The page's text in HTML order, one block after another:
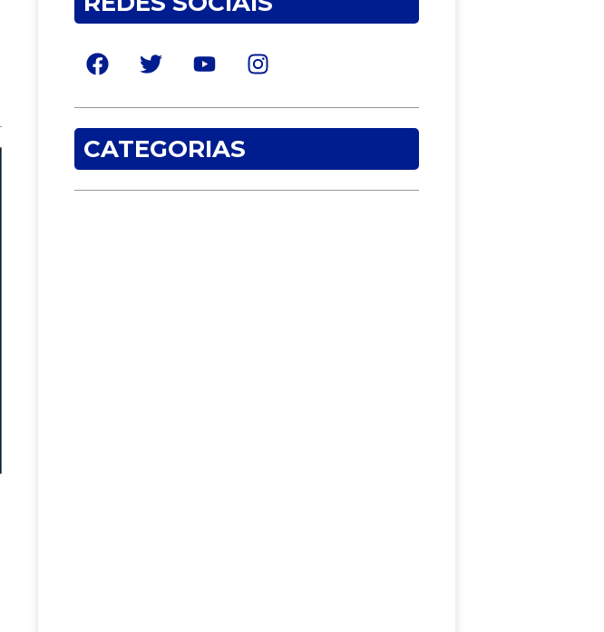
CATEGORIAS